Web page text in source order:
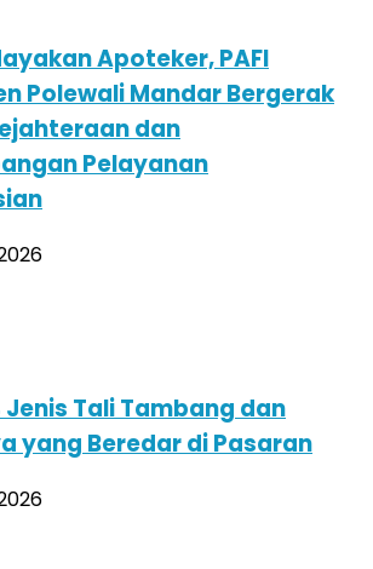
Apoteker, PAFI
Polewali Mandar Bergerak
dan
Pelayanan
Tali Tambang dan
yang Beredar di Pasaran